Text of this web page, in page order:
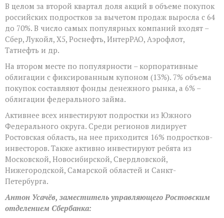
В целом за второй квартал доля акций в объеме покупок
российских подростков за вычетом продаж выросла с 64
до 70%. В число самых популярных компаний входят –
Сбер, Лукойл, X5, Роснефть, ИнтерРАО, Аэрофлот,
Татнефть и др.
На втором месте по популярности – корпоративные
облигации с фиксированным купоном (13%). 7% объема
покупок составляют фонды денежного рынка, а 6% –
облигации федерального займа.
Активнее всех инвестируют подростки из Южного
Федерального округа. Среди регионов лидирует
Ростовская область, на нее приходится 16% подростков-
инвесторов. Также активно инвестируют ребята из
Московской, Новосибирской, Свердловской,
Нижегородской, Самарской областей и Санкт-
Петербурга.
Антон Усачёв, заместитель управляющего Ростовским
отделением Сбербанка: